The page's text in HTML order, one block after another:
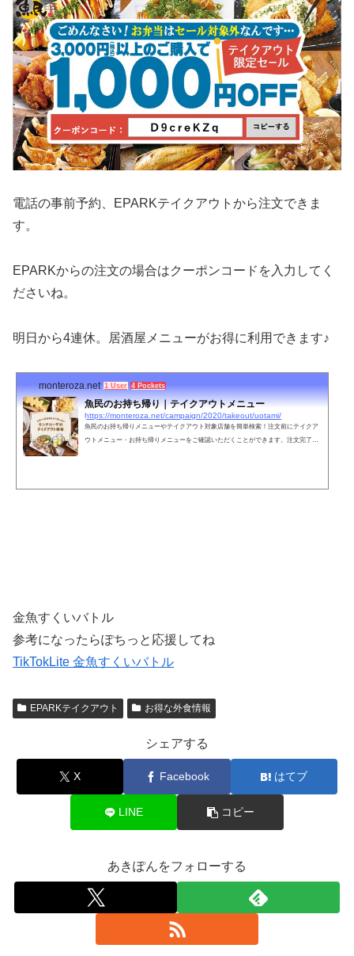
電話の事前予約、EPARKテイクアウトから注文できま
す。
EPARKからの注文の場合はクーポンコードを入力してく
ださいね。
明日から4連休。居酒屋メニューがお得に利用できます♪
monteroza.net 1 User 4 Pockets
魚民のお持ち帰り｜テイクアウトメニュー
https://monteroza.net/campaign/2020/takeout/uotami/
魚民のお持ち帰りメニューやテイクアウト対象店舗を簡単検索！注文前にテイクア
ウトメニュー・お持ち帰りメニューをご確認いただくことができます。注文完了後
金魚すくいバトル
参考になったらぽちっと応援してね
TikTokLite 金魚すくいバトル
EPARKテイクアウト お得な外食情報
シェアする
X Facebook はてブ
LINE コピー
あきぽんをフォローする